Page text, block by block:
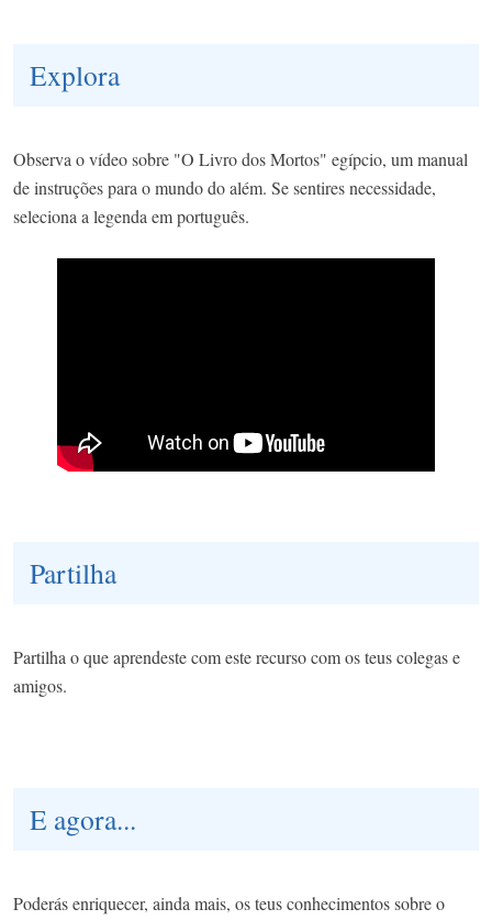
Explora
Observa o vídeo sobre "O Livro dos Mortos" egípcio, um manual
de instruções para o mundo do além. Se sentires necessidade,
seleciona a legenda em português.
Partilha
Partilha o que aprendeste com este recurso com os teus colegas e
amigos.
E agora...
Poderás enriquecer, ainda mais, os teus conhecimentos sobre o